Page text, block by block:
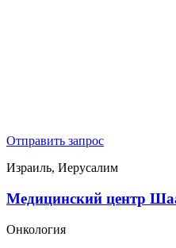
Отправить запрос
Израиль, Иерусалим
Медицинский центр
Онкология